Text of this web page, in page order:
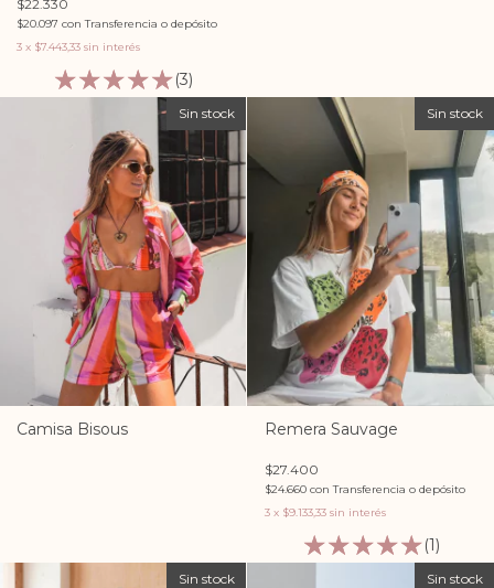
$22.330
$20.097 con Transferencia o depósito
3 x $7.443,33 sin interés
(3)
Sin stock
Camisa Bisous
Sin stock
Remera Sauvage
$27.400
$24.660 con Transferencia o depósito
3 x $9.133,33 sin interés
(1)
Sin stock Sin stock